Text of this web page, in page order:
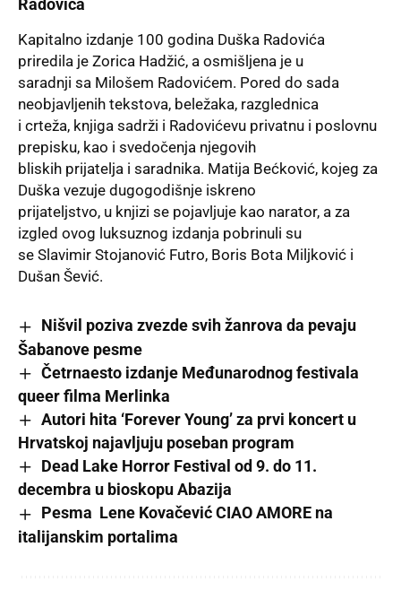
Radovića
Kapitalno izdanje 100 godina Duška Radovića
priredila je Zorica Hadžić, a osmišljena je u
saradnji sa Milošem Radovićem. Pored do sada
neobjavljenih tekstova, beležaka, razglednica
i crteža, knjiga sadrži i Radovićevu privatnu i poslovnu
prepisku, kao i svedočenja njegovih
bliskih prijatelja i saradnika. Matija Bećković, kojeg za
Duška vezuje dugogodišnje iskreno
prijateljstvo, u knjizi se pojavljuje kao narator, a za
izgled ovog luksuznog izdanja pobrinuli su
se Slavimir Stojanović Futro, Boris Bota Miljković i
Dušan Šević.
Nišvil poziva zvezde svih žanrova da pevaju
Šabanove pesme
Četrnaesto izdanje Međunarodnog festivala
queer filma Merlinka
Autori hita ‘Forever Young’ za prvi koncert u
Hrvatskoj najavljuju poseban program
Dead Lake Horror Festival od 9. do 11.
decembra u bioskopu Abazija
Pesma Lene Kovačević CIAO AMORE na
italijanskim portalima